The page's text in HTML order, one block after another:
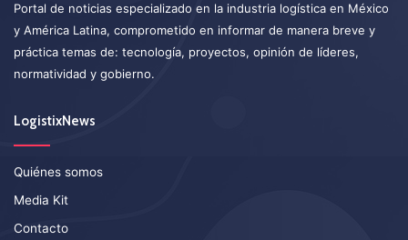
Portal de noticias especializado en la industria logística en México
y América Latina, comprometido en informar de manera breve y
práctica temas de: tecnología, proyectos, opinión de líderes,
normatividad y gobierno.
LogistixNews
Quiénes somos
Media Kit
Contacto